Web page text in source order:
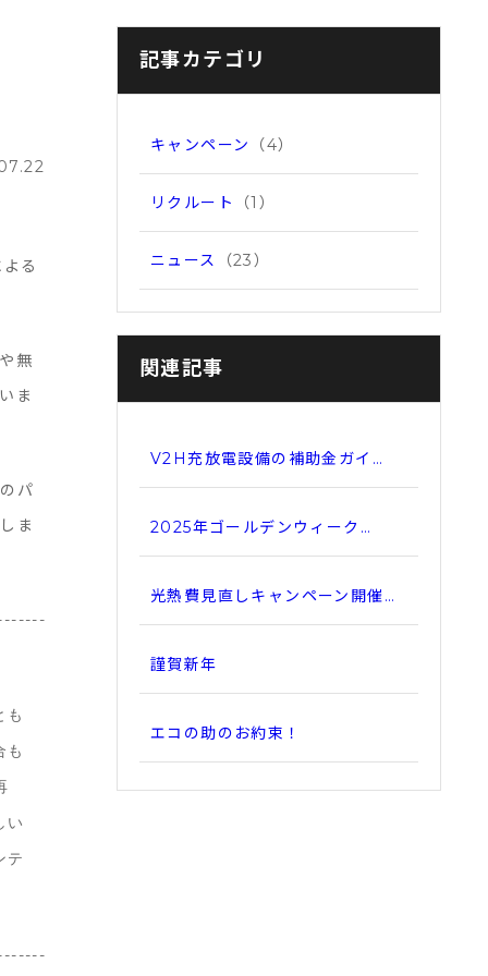
る
無
ま
パ
ま
も
も
い
テ
記事カテゴリ
キャンペーン （4）
リクルート （1）
ニュース （23）
関連記事
V2H充放電設備の補助金ガイ…
2025年ゴールデンウィーク…
光熱費見直しキャンペーン開催…
謹賀新年
エコの助のお約束！